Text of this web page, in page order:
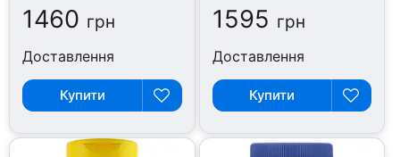
1460 грн
Доставлення
Купити
1595 грн
Доставлення
Купити